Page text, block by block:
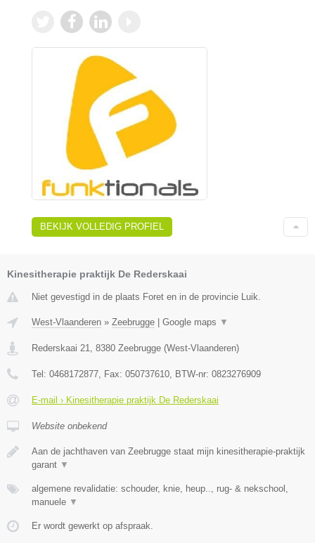
BEKIJK VOLLEDIG PROFIEL
Kinesitherapie praktijk De Rederskaai
Niet gevestigd in de plaats Foret en in de provincie Luik.
West-Vlaanderen » Zeebrugge | Google maps ▼
Rederskaai 21 8380 Zeebrugge (West-Vlaanderen)
Tel: 0468172877 , Fax: 050737610 , BTW-nr: 0823276909
E-mail › Kinesitherapie praktijk De Rederskaai
Website onbekend
Aan de jachthaven van Zeebrugge staat mijn kinesitherapie-praktijk
garant ▼
algemene revalidatie: schouder, knie, heup.., rug- & nekschool,
manuele ▼
Er wordt gewerkt op afspraak.